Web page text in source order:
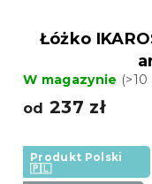
Łóżko
W magazynie
od 237 zł
Produkt Polski
🇵🇱